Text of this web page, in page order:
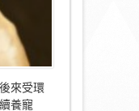
來受環
養寵